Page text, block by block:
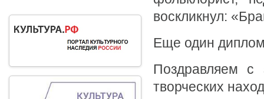
воскликнул:
Еще один
Поздравляем с
творческих